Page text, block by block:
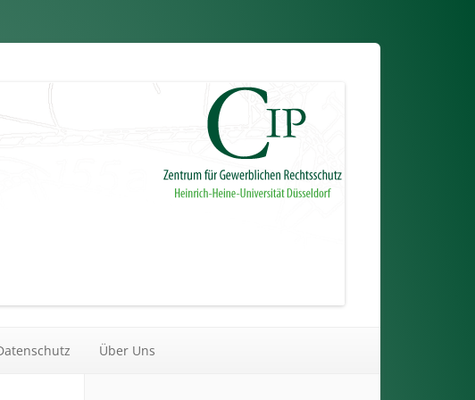
Über Uns